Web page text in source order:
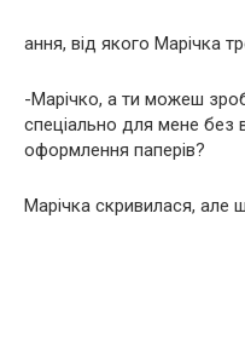
ання, від якого Марічка
-Марічко, а ти можеш
спеціально для мене без
оформлення паперів?
Марічка скривилася, але